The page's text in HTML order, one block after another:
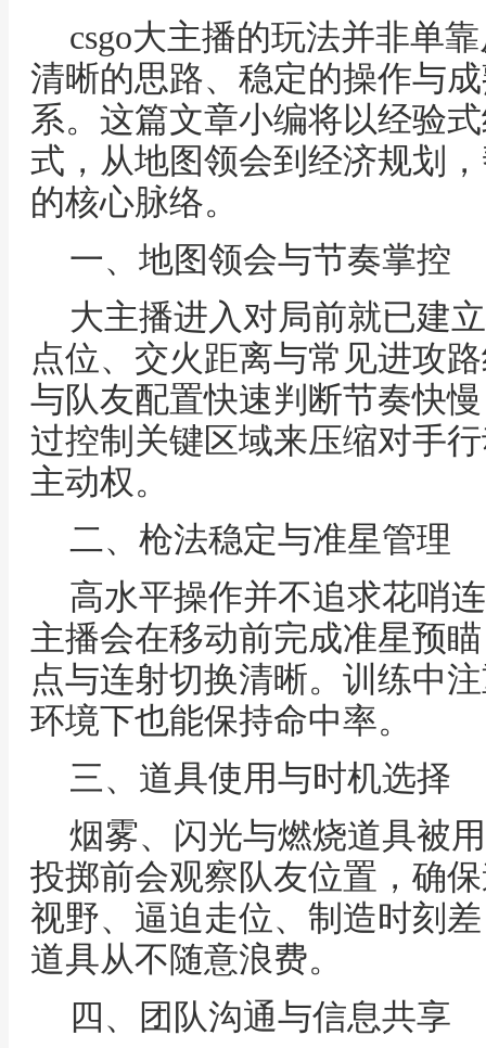
csgo大主播的玩法并非单
清晰的思路、稳定的操作与
系。这篇文章小编将以经验
式，从地图领会到经济规划
的核心脉络。
一、地图领会与节奏掌控
大主播进入对局前就已建
点位、交火距离与常见进攻
与队友配置快速判断节奏快
过控制关键区域来压缩对手
主动权。
二、枪法稳定与准星管理
高水平操作并不追求花哨
主播会在移动前完成准星预
点与连射切换清晰。训练中
环境下也能保持命中率。
三、道具使用与时机选择
烟雾、闪光与燃烧道具被
投掷前会观察队友位置，确
视野、逼迫走位、制造时刻
道具从不随意浪费。
四、团队沟通与信息共享